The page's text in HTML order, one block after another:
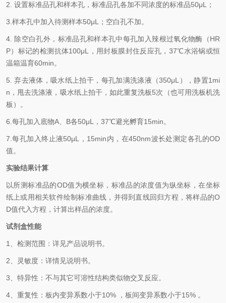
2. 设置标准品孔和样本孔，标准品孔各加不同浓度的标准品50μL ；
3.样本孔中加入待测样本50μL ；空白孔不加。
4. 除空白孔外，标准品孔和样本孔中每孔加入辣根过氧化物酶（HR
P）标记的检测抗体100μL ，用封板膜封住反应孔， 37℃水浴锅或恒
温箱温育60min。
5. 弃去液体，吸水纸上拍干，每孔加满洗涤液（350μL ），静置1mi
n ，甩去洗涤液，吸水纸上拍干，如此重复洗板5次（也可用洗板机洗
板）。
6.每孔加入底物A B各50μL ， 37℃避光孵育15min。
7.每孔加入终止液50μL ， 15min内，在450nm波长处测定各孔的OD
值。
实验结果计算
以所测标准品的OD值为横坐标，标准品的浓度值为纵坐标，在坐标
纸上或用相关软件绘制标准曲线，并得到直线回归方程，将样品的O
D值代入方程，计算出样品的浓度。
试剂盒性能
1、检测范围：详见产品说明书。
2、灵敏度： 详情见说明书。
3、特异性：不与其它可溶性结构类似物交叉反应。
4、重复性：板内变异系数小于10% ，板间变异系数小于15% 。